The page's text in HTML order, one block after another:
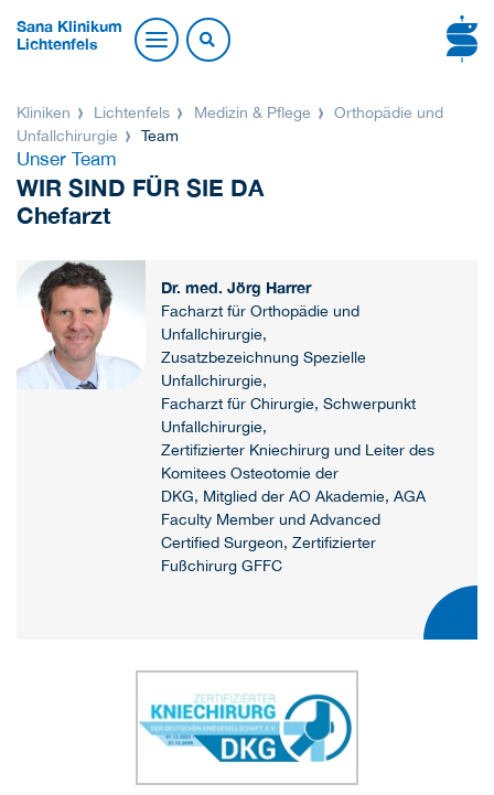
Sana Klinikum
Lichtenfels
Kliniken Lichtenfels Medizin & Pflege
Orthopädie und
Unfallchirurgie
Team
Unser Team
WIR SIND FÜR SIE DA
Chefarzt
Dr. med. Jörg Harrer
Facharzt für Orthopädie und
Unfallchirurgie,
Zusatzbezeichnung Spezielle
Unfallchirurgie,
Facharzt für Chirurgie, Schwerpunkt
Unfallchirurgie,
Zertifizierter Kniechirurg und Leiter des
Komitees Osteotomie der
DKG, Mitglied der AO Akademie, AGA
Faculty Member und Advanced
Certified Surgeon, Zertifizierter
Fußchirurg GFFC